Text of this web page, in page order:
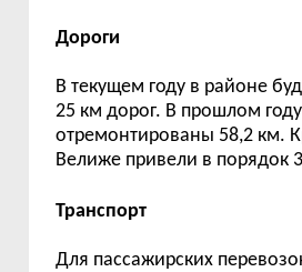
Дороги
В текущем году в районе
25 км дорог. В прошлом
отремонтированы 58,2 км.
Велиже привели в порядок
Транспорт
Для пассажирских